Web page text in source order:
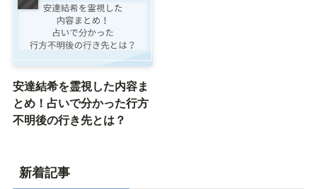
安達結希を霊視した内容ま
とめ！占いで分かった行方
不明後の行き先とは？
新着記事